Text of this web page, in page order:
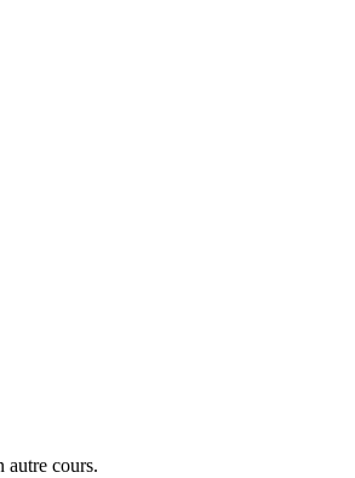
autre cours.